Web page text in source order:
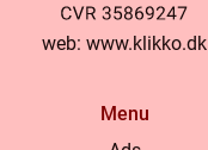
web: www.klikko.dk
Menu